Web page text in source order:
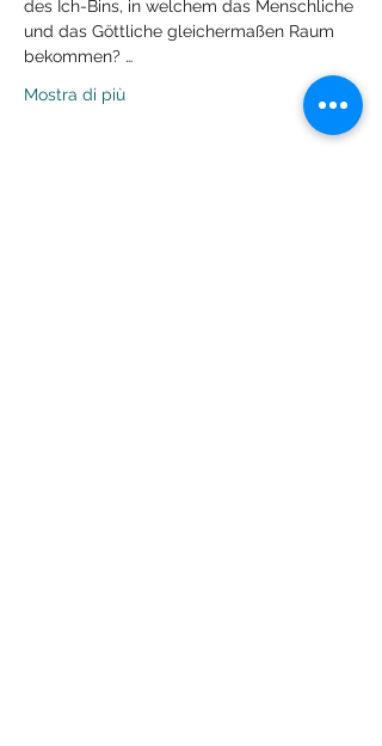
des Ich-Bins, in welchem das Menschliche
und das Göttliche gleichermaßen Raum
bekommen? …
Mostra di più